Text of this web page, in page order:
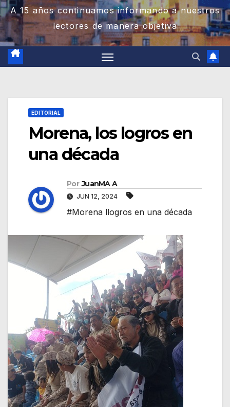
A 15 años continuamos informando a nuestros
lectores de manera objetiva
EDITORIAL
Morena, los logros en
una década
Por JuanMA A
JUN 12, 2024
#Morena llogros en una década